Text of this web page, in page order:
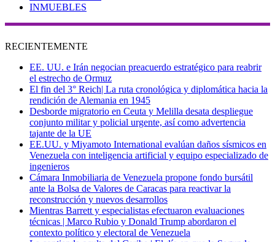
INMUEBLES
RECIENTEMENTE
EE. UU. e Irán negocian preacuerdo estratégico para reabrir
el estrecho de Ormuz
El fin del 3° Reich| La ruta cronológica y diplomática hacia la
rendición de Alemania en 1945
Desborde migratorio en Ceuta y Melilla desata despliegue
conjunto militar y policial urgente, así como advertencia
tajante de la UE
EE.UU. y Miyamoto International evalúan daños sísmicos en
Venezuela con inteligencia artificial y equipo especializado de
ingenieros
Cámara Inmobiliaria de Venezuela propone fondo bursátil
ante la Bolsa de Valores de Caracas para reactivar la
reconstrucción y nuevos desarrollos
Mientras Barrett y especialistas efectuaron evaluaciones
técnicas | Marco Rubio y Donald Trump abordaron el
contexto político y electoral de Venezuela